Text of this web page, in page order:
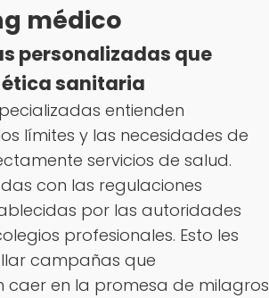
médico
personalizadas que
sanitaria
entienden
límites y las necesidades de
servicios de salud.
con las regulaciones
por las autoridades
profesionales. Esto les
campañas que
caer en la promesa de milagros